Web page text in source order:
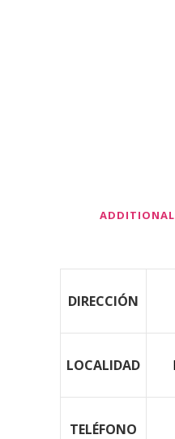
DIRECCIÓN
LOCALIDAD
TELÉFONO